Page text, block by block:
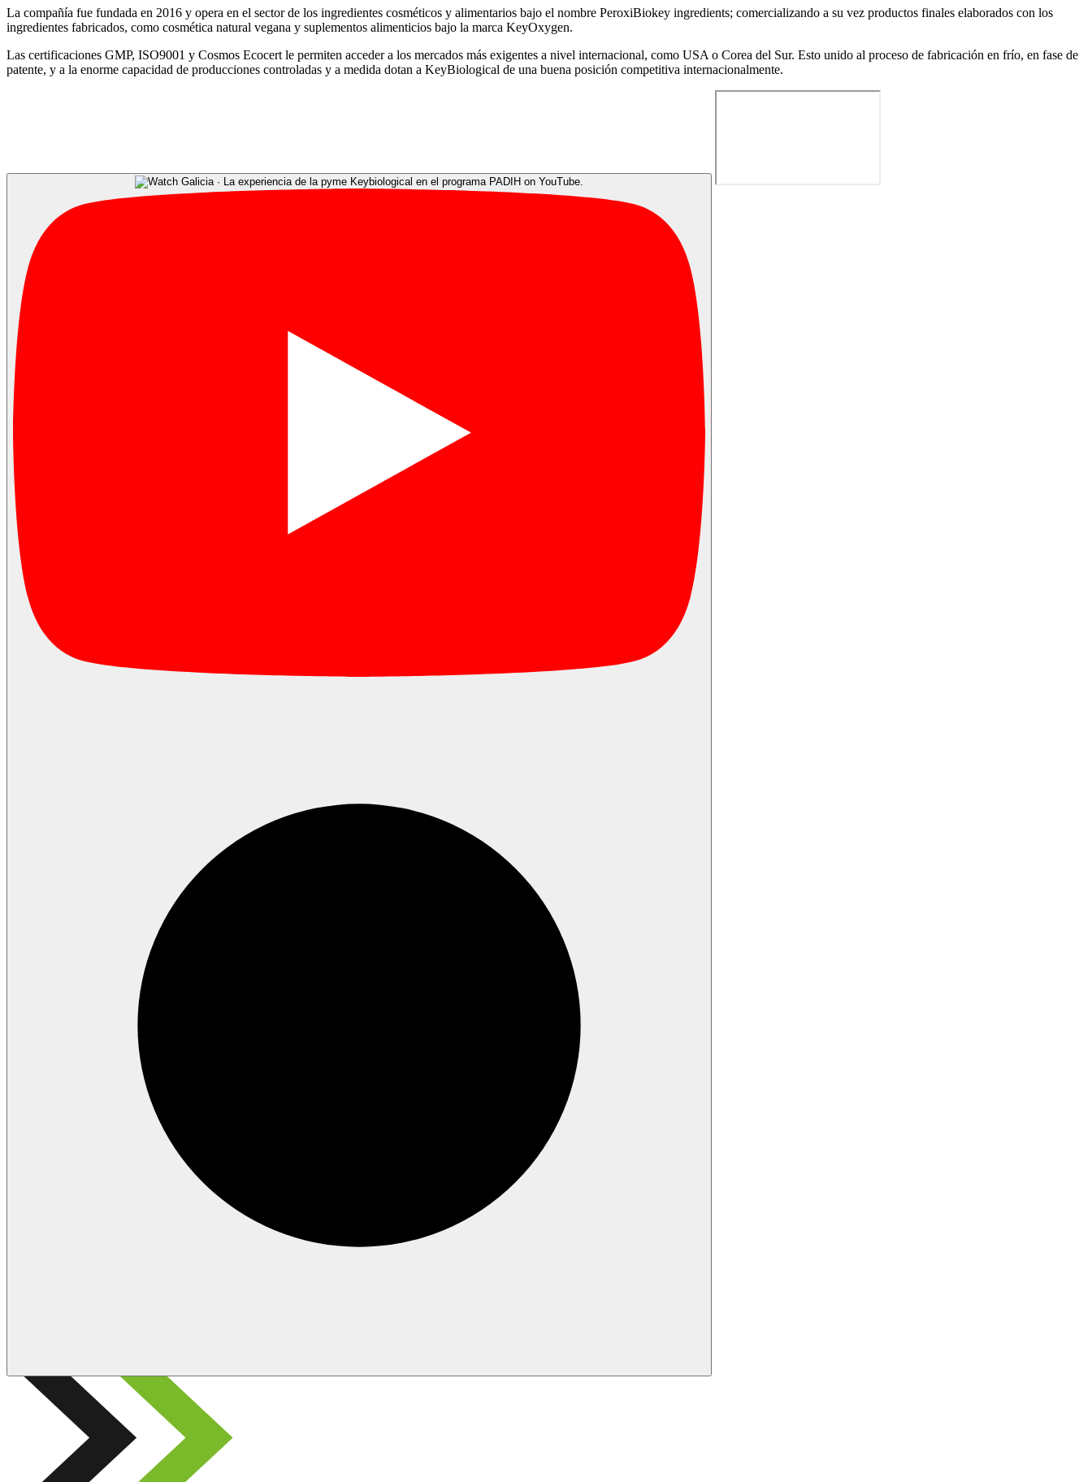
La compañía fue fundada en 2016 y opera en el sector de los ingredientes cosméticos y alimentarios bajo el nombre PeroxiBiokey ingredients; comercializando a su vez productos finales elaborados con los
ingredientes fabricados, como cosmética natural vegana y suplementos alimenticios bajo la marca KeyOxygen.
Las certificaciones GMP, ISO9001 y Cosmos Ecocert le permiten acceder a los mercados más exigentes a nivel internacional, como USA o Corea del Sur. Esto unido al proceso de fabricación en frío, en fase de
patente, y a la enorme capacidad de producciones controladas y a medida dotan a KeyBiological de una buena posición competitiva internacionalmente.